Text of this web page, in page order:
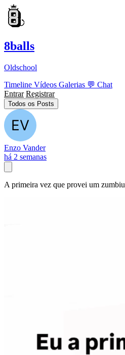
8balls
Oldschool
Timeline Vídeos Galerias 💬 Chat
Entrar Registrar
Todos os Posts
Enzo Vander
há 2 semanas
A primeira vez que provei um zumbiu